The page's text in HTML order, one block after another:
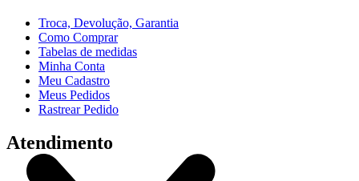
Troca, Devolução, Garantia
Como Comprar
Tabelas de medidas
Minha Conta
Meu Cadastro
Meus Pedidos
Rastrear Pedido
Atendimento